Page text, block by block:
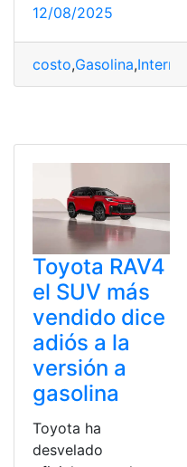
12/08/2025
costo,Gasolina,
Toyota RAV4
el SUV más
vendido dice
adiós a la
versión a
gasolina
Toyota ha
desvelado